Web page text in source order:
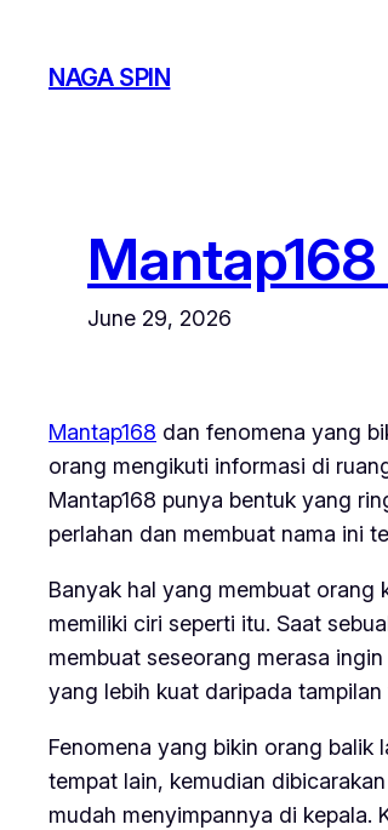
content
NAGA SPIN
June 29, 2026
Mantap168 dan fenomena yang
orang mengikuti informasi di
Mantap168 punya bentuk yang
perlahan dan membuat nama ini
Banyak hal yang membuat orang
memiliki ciri seperti itu. Saat
membuat seseorang merasa
yang lebih kuat daripada
Fenomena yang bikin orang balik
tempat lain, kemudian
mudah menyimpannya di kepala.